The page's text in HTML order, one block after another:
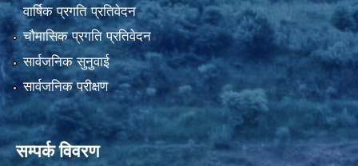
वार्षिक प्रगति प्रतिवेदन
चौमासिक प्रगति प्रतिवेदन
सार्वजनिक सुनुवाई
सार्वजनिक परीक्षण
सम्पर्क विवरण